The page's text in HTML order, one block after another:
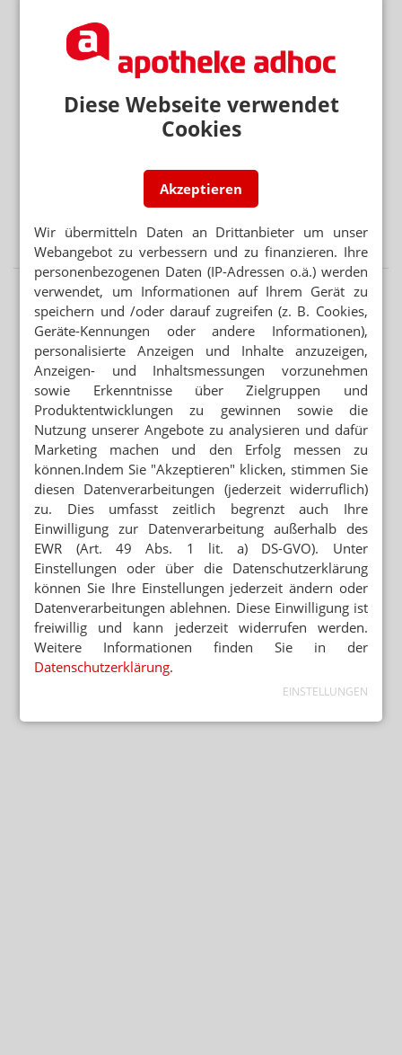
Diese Webseite verwendet
Cookies
Akzeptieren
Wir übermitteln Daten an Drittanbieter um unser
Webangebot zu verbessern und zu finanzieren. Ihre
personenbezogenen Daten (IP-Adressen o.ä.) werden
verwendet, um Informationen auf Ihrem Gerät zu
speichern und /oder darauf zugreifen (z. B. Cookies,
Geräte-Kennungen oder andere Informationen),
personalisierte Anzeigen und Inhalte anzuzeigen,
Anzeigen- und Inhaltsmessungen vorzunehmen
sowie Erkenntnisse über Zielgruppen und
Produktentwicklungen zu gewinnen sowie die
Nutzung unserer Angebote zu analysieren und dafür
Marketing machen und den Erfolg messen zu
können.Indem Sie "Akzeptieren" klicken, stimmen Sie
diesen Datenverarbeitungen (jederzeit widerruflich)
zu. Dies umfasst zeitlich begrenzt auch Ihre
Einwilligung zur Datenverarbeitung außerhalb des
EWR (Art. 49 Abs. 1 lit. a) DS-GVO). Unter
Einstellungen oder über die Datenschutzerklärung
können Sie Ihre Einstellungen jederzeit ändern oder
Datenverarbeitungen ablehnen. Diese Einwilligung ist
freiwillig und kann jederzeit widerrufen werden.
Weitere Informationen finden Sie in der
Datenschutzerklärung.
EINSTELLUNGEN
Mehr aus Ressort
Platform Group: Polstermöbel vor AEP
Warteliste: Abnehmpille als Monatsabo